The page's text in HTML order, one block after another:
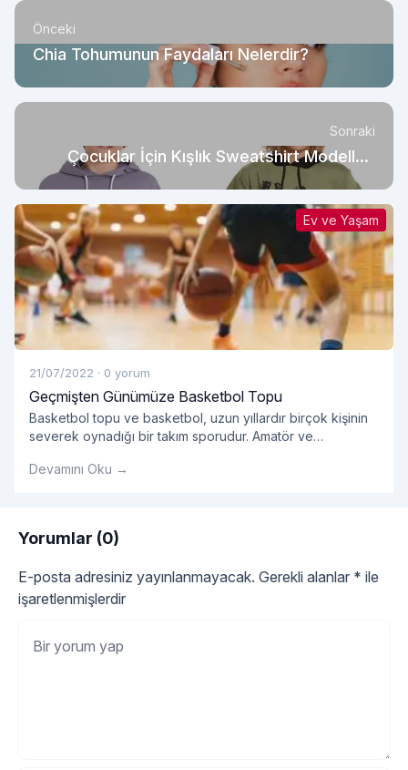
Önceki
Chia Tohumunun Faydaları Nelerdir?
Sonraki
Çocuklar İçin Kışlık Sweatshirt Modelleri
Neler?
Ev ve Yaşam
21/07/2022 · 0 yorum
Geçmişten Günümüze Basketbol Topu
Basketbol topu ve basketbol, ​​uzun yıllardır birçok kişinin
severek oynadığı bir takım sporudur. Amatör ve
basket çok önemlidir.
Devamını Oku →
Yorumlar (0)
E-posta adresiniz yayınlanmayacak. Gerekli alanlar * ile
işaretlenmişlerdir